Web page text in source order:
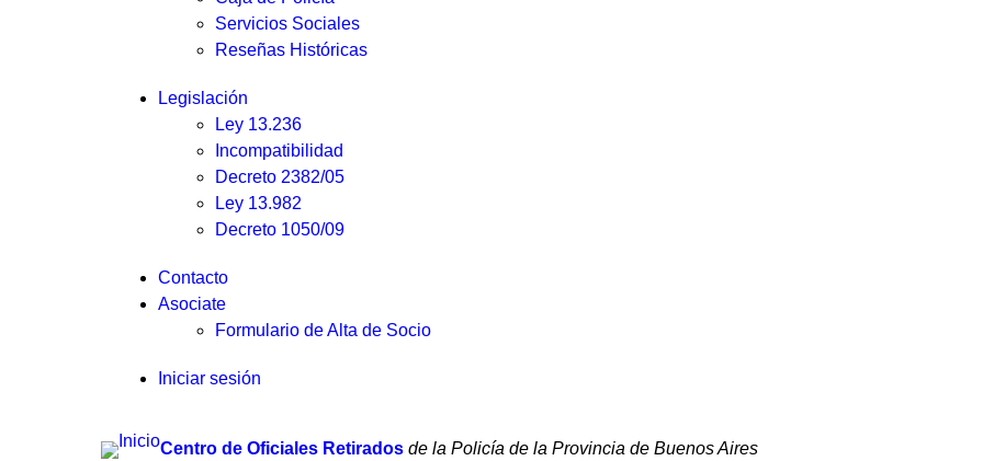
Servicios Sociales
Reseñas Históricas
Legislación
Ley 13.236
Incompatibilidad
Decreto 2382/05
Ley 13.982
Decreto 1050/09
Contacto
Asociate
Formulario de Alta de Socio
Iniciar sesión
Centro de Oficiales Retirados de la Policía de la Provincia de Buenos Aires